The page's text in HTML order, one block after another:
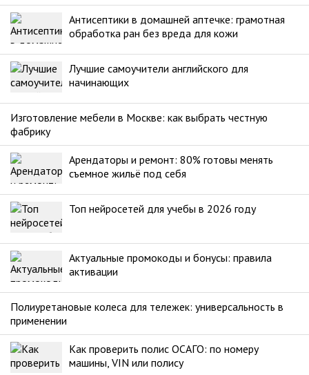
Антисептики в домашней аптечке: грамотная
обработка ран без вреда для кожи
Лучшие самоучители английского для
начинающих
Изготовление мебели в Москве: как выбрать честную
фабрику
Арендаторы и ремонт: 80% готовы менять
съемное жильё под себя
Топ нейросетей для учебы в 2026 году
Актуальные промокоды и бонусы: правила
активации
Полиуретановые колеса для тележек: универсальность в
применении
Как проверить полис ОСАГО: по номеру
машины, VIN или полису